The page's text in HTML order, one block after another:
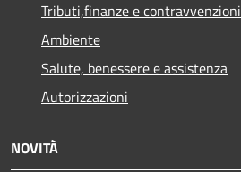
Tributi,finanze e contravvenzioni
Ambiente
Salute, benessere e assistenza
Autorizzazioni
NOVITÀ